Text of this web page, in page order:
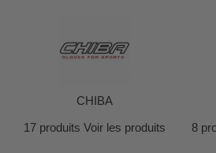
CHIBA
17 produits Voir les produits
8